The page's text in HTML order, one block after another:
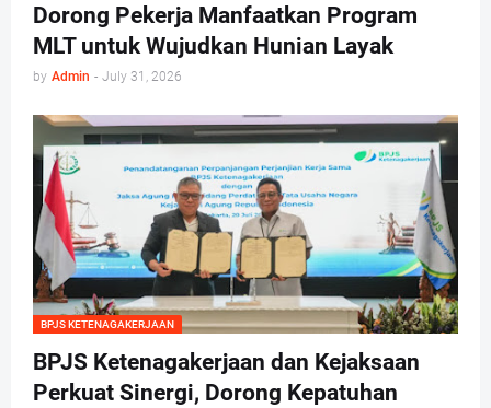
Dorong Pekerja Manfaatkan Program
MLT untuk Wujudkan Hunian Layak
by Admin - July 31, 2026
BPJS KETENAGAKERJAAN
BPJS Ketenagakerjaan dan Kejaksaan
Perkuat Sinergi, Dorong Kepatuhan